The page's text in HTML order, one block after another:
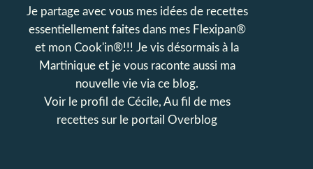
Je partage avec vous mes idées de recettes
essentiellement faites dans mes Flexipan®
et mon Cook'in®!!! Je vis désormais à la
Martinique et je vous raconte aussi ma
nouvelle vie via ce blog.
Voir le profil de Cécile, Au fil de mes
recettes sur le portail Overblog